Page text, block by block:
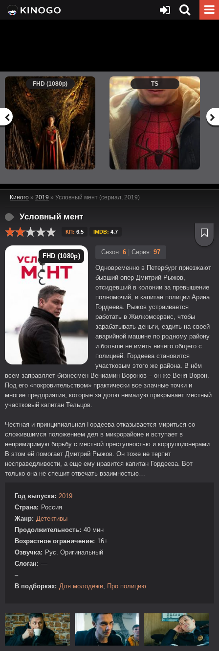
FHD (1080p) TS
Киного » 2019 » Условный мент (сериал, 2019)
Условный мент
КП: 6.5 IMDB: 4.7
FHD (1080p)
Сезон: 6 Серия: 97
Одновременно в Петербург приезжают
бывший опер Дмитрий Рыжов,
отсидевший в колонии за превышение
полномочий, и капитан полиции Арина
Гордеева. Рыжов устраивается
работать в Жилкомсервис, чтобы
зарабатывать деньги, ездить на своей
аварийной машине по родному району
и больше не иметь ничего общего с
полицией. Гордеева становится
участковым этого же района. В нём
всем заправляет бизнесмен Вениамин Воронов – он же Веня Ворон.
Под его «покровительством» практически все злачные точки и
многие предприятия, которые за долю немалую прикрывает местный
участковый капитан Тельцов.
Честная и принципиальная Гордеева отказывается мириться со
сложившимся положением дел в микрорайоне и вступает в
непримиримую борьбу с местной преступностью и коррупционерами.
В этом ей помогает Дмитрий Рыжов. Он тоже не терпит
несправедливости, а еще ему нравится капитан Гордеева. Вот
только она не спешит отвечать взаимностью…
Год выпуска: 2019
Страна: Россия
Жанр: Детективы
Продолжительность: 40 мин
Возрастное ограничение: 16+
Озвучка: Рус. Оригинальный
Слоган: —
–
В подборках: Для молодёжи, Про полицию